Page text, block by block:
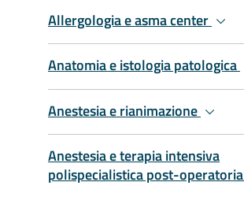
Allergologia e asma center
Anatomia e istologia patologica
Anestesia e rianimazione
Anestesia e terapia intensiva
polispecialistica post-operatoria